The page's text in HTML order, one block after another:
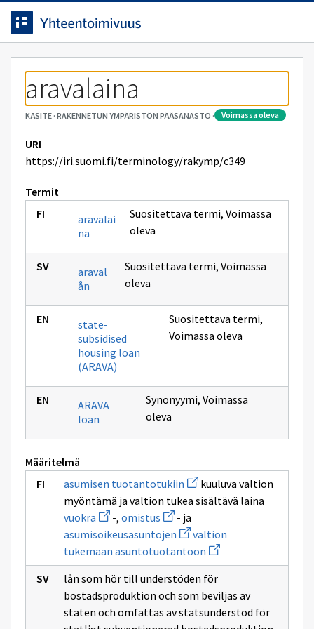
Siirrytty
sivulle
Siirry suoraan sisältöön.
aravalaina
KÄSITE· RAKENNETUN YMPÄRISTÖN PÄÄSANASTO · voimassa oleva
URI
https://iri.suomi.fi/terminology/rakymp/c349
Termit
aravalai
na
Suositettava termi,Voimassa
oleva
araval
ån
Suositettava termi,Voimassa
oleva
state-
subsidised
housing loan
(ARAVA)
Suositettava termi,
Voimassa oleva
ARAVA
loan
Synonyymi,Voimassa
oleva
Määritelmä
asumisen tuotantotukiin Avaa
uuden
ikkunan
sivulle
asumisen
tuotantotukiin
kuuluva valtion
myöntämä ja valtion tukea sisältävä laina
vuokra Avaa
uuden
ikkunan
sivulle
vuokra
-, omistus Avaa
uuden
ikkunan
sivulle
omistus
- ja
asumisoikeusasuntojen Avaa
uuden
ikkunan
sivulle
asumisoikeusasuntojen
valtion
tukemaan asuntotuotantoon Avaa
uuden
ikkunan
sivulle
valtion
tukemaan
asuntotuotantoon
lån som hör till understöden för
bostadsproduktion och som beviljas av
staten och omfattas av statsunderstöd för